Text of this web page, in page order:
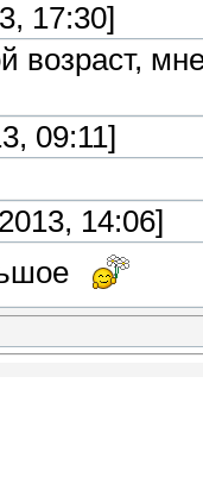
17:30]
возраст,
09:11]
14:06]